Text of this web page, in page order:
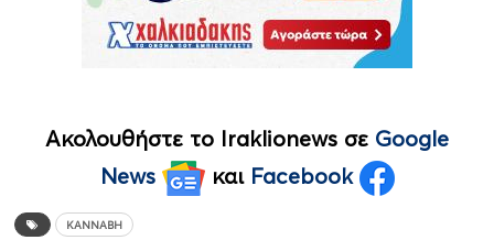
Ακολουθήστε το Iraklionews σε Google
News
και Facebook
ΚΆΝΝΑΒΗ